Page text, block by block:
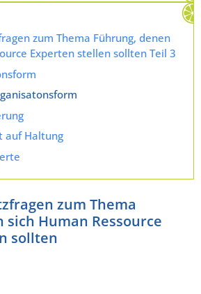
zum Thema Führung, denen
Experten stellen sollten Teil 3
auf Haltung
zum Thema
sich Human Ressource
sollten